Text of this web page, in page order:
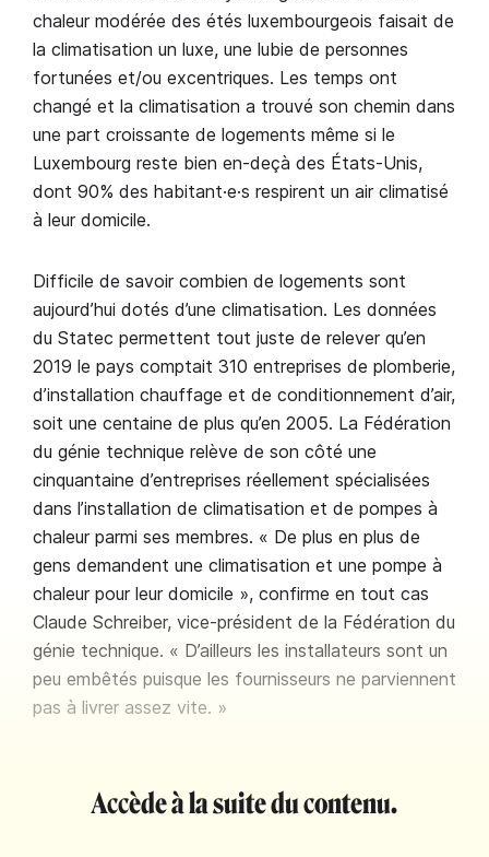
chaleur modérée des étés luxembourgeois faisait de
la climatisation un luxe, une lubie de personnes
fortunées et/ou excentriques. Les temps ont
changé et la climatisation a trouvé son chemin dans
une part croissante de logements même si le
Luxembourg reste bien en-deçà des États-Unis,
dont 90% des habitant·e·s respirent un air climatisé
à leur domicile.
Difficile de savoir combien de logements sont
aujourd’hui dotés d’une climatisation. Les données
du Statec permettent tout juste de relever qu’en
2019 le pays comptait 310 entreprises de plomberie,
d’installation chauffage et de conditionnement d’air,
soit une centaine de plus qu’en 2005. La Fédération
du génie technique relève de son côté une
cinquantaine d’entreprises réellement spécialisées
dans l’installation de climatisation et de pompes à
chaleur parmi ses membres. « De plus en plus de
gens demandent une climatisation et une pompe à
chaleur pour leur domicile », confirme en tout cas
Claude Schreiber, vice-président de la Fédération du
génie technique. « D’ailleurs les installateurs sont un
peu embêtés puisque les fournisseurs ne parviennent
pas à livrer assez vite. »
Accède à la suite du contenu.